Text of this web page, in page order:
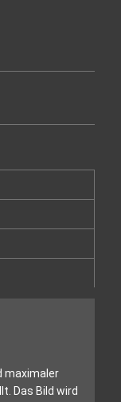
maximaler
Das Bild wird